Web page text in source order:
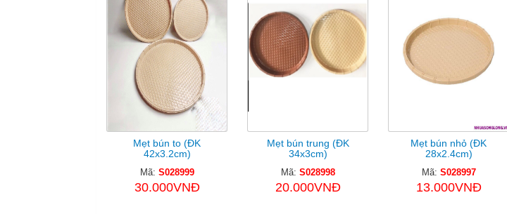
Mẹt bún to (ĐK
42x3.2cm)
Mã: S028999
30.000VNĐ
Mẹt bún trung (ĐK
34x3cm)
Mã: S028998
20.000VNĐ
Mẹt bún nhỏ (ĐK
28x2.4cm)
Mã: S028997
13.000VNĐ